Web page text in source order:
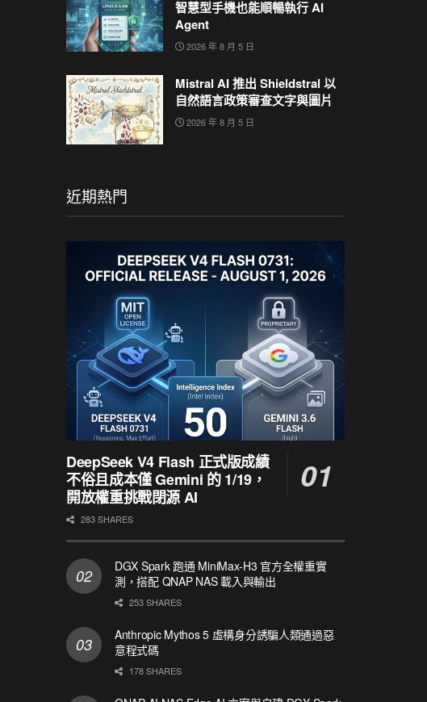
智慧型手機也能順暢執行 AI
Agent
2026 年 8 月 5 日
Mistral AI 推出 Shieldstral 以
自然語言政策審查文字與圖片
2026 年 8 月 5 日
近期熱門
DeepSeek V4 Flash 正式版成績
不俗且成本僅 Gemini 的 1/19，
開放權重挑戰閉源 AI
283 SHARES
DGX Spark 跑通 MiniMax-H3 官方全權重實
測，搭配 QNAP NAS 載入與輸出
253 SHARES
Anthropic Mythos 5 虛構身分誘騙人類通過惡
意程式碼
178 SHARES